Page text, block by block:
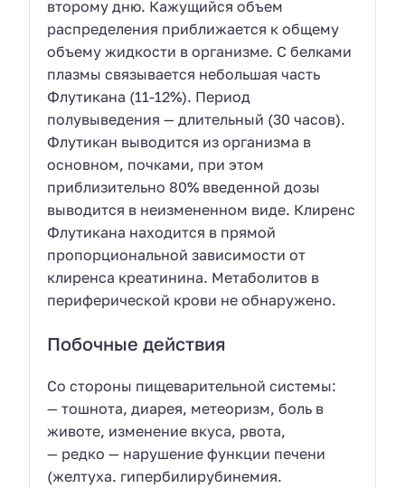
второму дню. Кажущийся объем
распределения приближается к общему
объему жидкости в организме. С белками
плазмы связывается небольшая часть
Флутикана (11-12%). Период
полувыведения — длительный (30 часов).
Флутикан выводится из организма в
основном, почками, при этом
приблизительно 80% введенной дозы
выводится в неизмененном виде. Клиренс
Флутикана находится в прямой
пропорциональной зависимости от
клиренса креатинина. Метаболитов в
периферической крови не обнаружено.
Побочные действия
Со стороны пищеварительной системы:
— тошнота, диарея, метеоризм, боль в
животе, изменение вкуса, рвота,
— редко — нарушение функции печени
(желтуха. гипербилирубинемия.